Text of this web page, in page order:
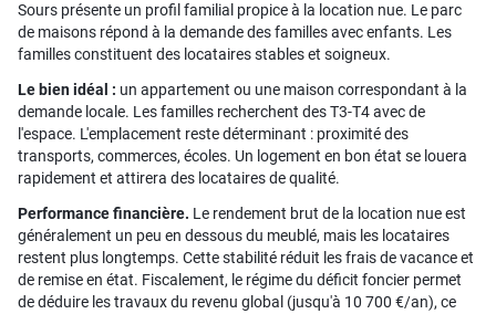
Sours présente un profil familial propice à la location nue. Le parc
de maisons répond à la demande des familles avec enfants. Les
familles constituent des locataires stables et soigneux.
Le bien idéal : un appartement ou une maison correspondant à la
demande locale. Les familles recherchent des T3-T4 avec de
l'espace. L'emplacement reste déterminant : proximité des
transports, commerces, écoles. Un logement en bon état se louera
rapidement et attirera des locataires de qualité.
Performance financière. Le rendement brut de la location nue est
généralement un peu en dessous du meublé, mais les locataires
restent plus longtemps. Cette stabilité réduit les frais de vacance et
de remise en état. Fiscalement, le régime du déficit foncier permet
de déduire les travaux du revenu global (jusqu'à 10 700 €/an), ce